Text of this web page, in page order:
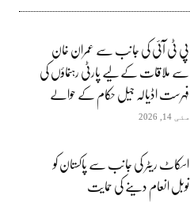
پی ٹی آئی کی جانب سے عمران خان
سے ملاقات کے لیے پارٹی رہنماؤں کی
فہرست اڈیالہ جیل حکام کے حوالے
مئی 14, 2026
اسکاٹ ریٹر کی جانب سے پاکستان کو
نوبل انعام دینے کی حمایت